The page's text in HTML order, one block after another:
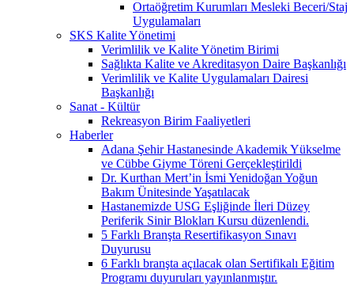
Ortaöğretim Kurumları Mesleki Beceri/Staj
Uygulamaları
SKS Kalite Yönetimi
Verimlilik ve Kalite Yönetim Birimi
Sağlıkta Kalite ve Akreditasyon Daire Başkanlığı
Verimlilik ve Kalite Uygulamaları Dairesi
Başkanlığı
Sanat - Kültür
Rekreasyon Birim Faaliyetleri
Haberler
Adana Şehir Hastanesinde Akademik Yükselme
ve Cübbe Giyme Töreni Gerçekleştirildi
Dr. Kurthan Mert’in İsmi Yenidoğan Yoğun
Bakım Ünitesinde Yaşatılacak
Hastanemizde USG Eşliğinde İleri Düzey
Periferik Sinir Blokları Kursu düzenlendi.
5 Farklı Branşta Resertifikasyon Sınavı
Duyurusu
6 Farklı branşta açılacak olan Sertifikalı Eğitim
Programı duyuruları yayınlanmıştır.